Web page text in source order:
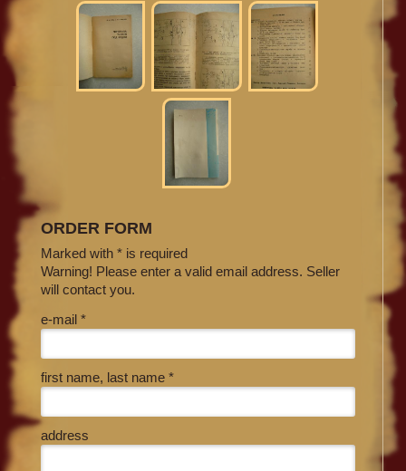
ORDER FORM
Marked with * is required
Warning! Please enter a valid email address. Seller
will contact you.
e-mail *
first name, last name *
address